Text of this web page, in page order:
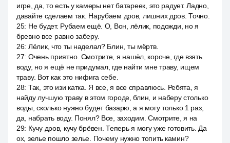
игре, да, то есть у камеры нет батареек, это радует. Ладно,
давайте сделаем так. Нарубаем дров, лишних дров. Точно.
25: Не будет. Рубаем ещё. О, Вон, лёлик, подожди, но я
бревно все равно заберу.
26: Лёлик, что ты наделал? Блин, ты мёртв.
27: Очень приятно. Смотрите, я нашёл, короче, где взять
воду, но я ещё не придумал, где найти мне траву, ищем
траву. Вот как это нифига себе.
28: Так, это изи катка. Я все, я все справлюсь. Ребята, я
найду лучшую траву в этом городе, блин, и наберу столько
воды, сколько нужно будет базарю, а я могу только 1 раз,
да, набрать воду. Понял? Все, заходим. Смотрите, я на
29: Кучу дров, кучу брёвен. Теперь я могу уже готовить. Да
ох, зелье пошло зелье. Почему нужно топить камин?